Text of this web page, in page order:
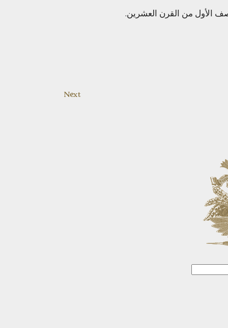
الأول من القرن العشرين.